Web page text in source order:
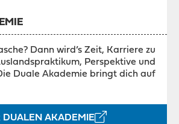
Dann wird’s Zeit, Karriere zu
Perspektive und
Duale Akademie bringt dich auf
DUALEN AKADEMIE